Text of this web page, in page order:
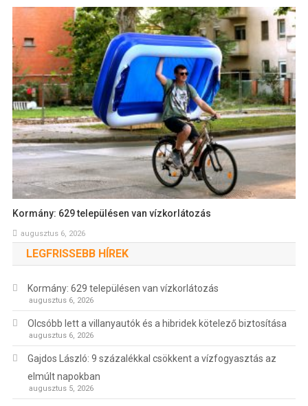
Kormány: 629 településen van vízkorlátozás
augusztus 6, 2026
LEGFRISSEBB HÍREK
Kormány: 629 településen van vízkorlátozás
augusztus 6, 2026
Olcsóbb lett a villanyautók és a hibridek kötelező biztosítása
augusztus 6, 2026
Gajdos László: 9 százalékkal csökkent a vízfogyasztás az
elmúlt napokban
augusztus 5, 2026